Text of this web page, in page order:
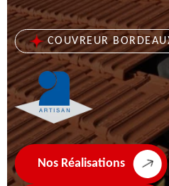
COUVREUR
Nos Réalisations